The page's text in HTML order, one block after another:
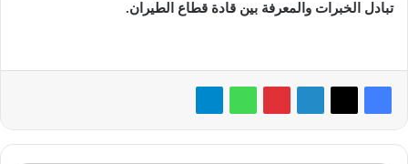
تبادل الخبرات والمعرفة بين قادة قطاع الطيران.